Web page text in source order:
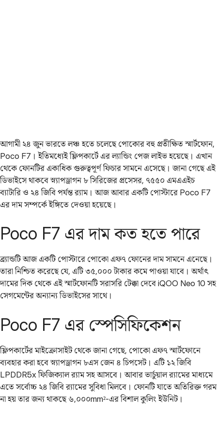
আগামী ২৪ জুন ভারতে লঞ্চ হতে চলেছে পোকোর বহু প্রতীক্ষিত স্মার্টফোন,
Poco F7। ইতিমধ্যেই ফ্লিপকার্টে এর ল্যান্ডিং পেজ লাইভ হয়েছে। এখান
থেকে ফোনটির একাধিক গুরুত্বপূর্ণ ফিচার সামনে এসেছে। জানা গেছে এই
ডিভাইসে থাকবে স্ন্যাপড্রাগন ৮ সিরিজের প্রসেসর, ৭৫৫০ এমএএইচ
ব্যাটারি ও ২৪ জিবি পর্যন্ত র‌্যাম। আজ আবার একটি পোস্টারে Poco F7
এর দাম সম্পর্কে ইঙ্গিতে দেওয়া হয়েছে।
Poco F7 এর দাম কত হতে পারে
ব্র্যান্ডটি আজ একটি পোস্টারে পোকো এফ৭ ফোনের দাম সামনে এনেছে।
তারা নিশ্চিত করেছে যে, এটি ৩৫,০০০ টাকার কমে পাওয়া যাবে। অর্থাৎ
দামের দিক থেকে এই স্মার্টফোনটি সরাসরি টেক্কা দেবে iQOO Neo 10 সহ
সেগমেন্টের অন্যান্য ডিভাইসের সাথে।
Poco F7 এর স্পেসিফিকেশন
ফ্লিপকার্টের মাইক্রোসাইট থেকে জানা গেছে, পোকো এফ৭ স্মার্টফোনে
ব্যবহার করা হবে স্ন্যাপড্রাগন ৮এস জেন ৪ চিপসেট। এটি ১২ জিবি
LPDDR5x ফিজিক্যাল র‌্যাম সহ আসবে। আবার ভার্চুয়াল র‌্যামের মাধ্যমে
এতে সর্বোচ্চ ২৪ জিবি র‌্যামের সুবিধা মিলবে। ফোনটি যাতে অতিরিক্ত গরম
না হয় তার জন্য থাকছে ৬,০০০mm²-এর বিশাল কুলিং ইউনিট।